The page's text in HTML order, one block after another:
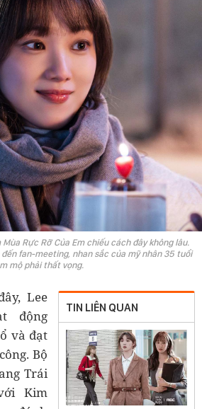
Rực Rỡ Của Em chiếu cách đây không lâu.
đến fan-meeting, nhan sắc của mỹ nhân 35 tuổi
mộ phải thất vọng.
TIN LIÊN QUAN
Lee
động
và đạt
Bộ
Trái
Kim